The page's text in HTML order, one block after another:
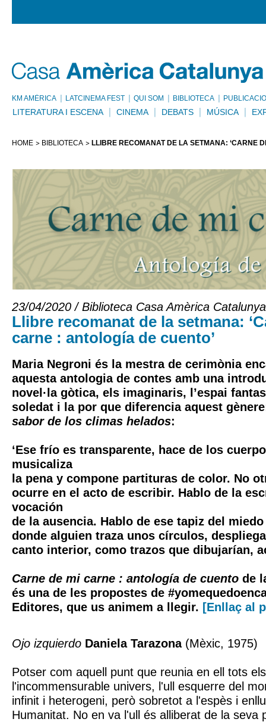
KM AMÈRICA LATCINEMA FEST QUI SOM BIBLIOTECA
LITERATURA I ESCENA CINEMA DEBATS MÚSICA
HOME BIBLIOTECA LLIBRE RECOMANAT DE LA SETMANA: ‘CARNE
23/04/2020 / Biblioteca Casa Amèrica Catalunya
Llibre recomanat de la setmana:
carne : antología de cuento’
Maria Negroni és la mestra de cerimònia
aquesta antologia de contes amb una
novel·la gòtica, els imaginaris, l’espai
soledat i la por que diferencia aquest
sabor de los climas helados:
‘Ese frío es transparente, hace de los
musicaliza
la pena y compone partituras de color. No
ocurre en el acto de escribir. Hablo de la
vocación
de la ausencia. Hablo de ese tapiz del
donde alguien traza unos círculos,
canto interior, como trazos que dibujarían,
Carne de mi carne : antología de cuento de
és una de les propostes de
Editores, que us animem a llegir. [Enllaç al
Ojo izquierdo Daniela Tarazona(Mèxic, 1975)
Potser com aquell punt que reunia en ell tots
l'incommensurable univers, l'ull esquerre del
infinit i heterogeni, però sobretot a l'espès i
Humanitat. No en va l'ull és alliberat de la seva